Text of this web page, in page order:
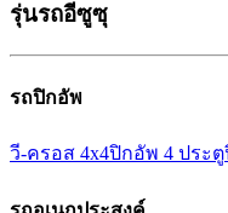
รุ่นรถอีซูซุ
รถปิกอัพ
วี-ครอส 4x4ปิกอัพ 4 ประตู